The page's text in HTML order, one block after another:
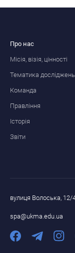
Про нас
Місія, візія, цінності
Тематика досліджень
Команда
Правління
Історія
Звіти
вулиця Волоська, 12/
spa@ukma.edu.ua